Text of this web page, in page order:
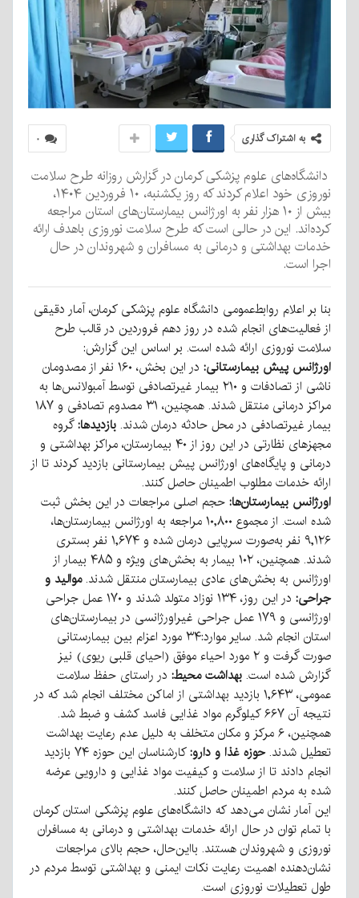
۰ به اشتراک گذاری
دانشگاه‌های علوم پزشکی کرمان در گزارش روزانه طرح سلامت
نوروزی خود اعلام کردند که روز یکشنبه، ۱۰ فروردین ۱۴۰۴،
بیش از ۱۰ هزار نفر به اورژانس بیمارستان‌های استان مراجعه
کرده‌اند. این در حالی است که طرح سلامت نوروزی باهدف ارائه
خدمات بهداشتی و درمانی به مسافران و شهروندان در حال
اجرا است.
بنا بر اعلام روابط‌عمومی دانشگاه علوم پزشکی کرمان، آمار دقیقی
از فعالیت‌های انجام شده در روز دهم فروردین در قالب طرح
سلامت نوروزی ارائه شده است. بر اساس این گزارش:
اورژانس پیش بیمارستانی:
در این بخش، ۱۶۰ نفر از مصدومان
ناشی از تصادفات و ۲۱۰ بیمار غیرتصادفی توسط آمبولانس‌ها به
مراکز درمانی منتقل شدند. همچنین، ۳۱ مصدوم تصادفی و ۱۸۷
بیمار غیرتصادفی در محل حادثه درمان شدند. بازدیدها:گروه
مجهزهای نظارتی در این روز از ۴۰ بیمارستان، مراکز بهداشتی و
درمانی و پایگاه‌های اورژانس پیش بیمارستانی بازدید کردند تا از
ارائه خدمات مطلوب اطمینان حاصل کنند.
اورژانس بیمارستان‌ها: حجم اصلی مراجعات در این بخش ثبت
شده است. از مجموع ۱۰,۸۰۰ مراجعه به اورژانس بیمارستان‌ها،
۹,۱۲۶ نفر به‌صورت سرپایی درمان شده و ۱,۶۷۴ نفر بستری
شدند. همچنین، ۱۰۲ بیمار به بخش‌های ویژه و ۴۸۵ بیمار از
اورژانس به بخش‌های عادی بیمارستان منتقل شدند.موالید و
جراحی:
در این روز، ۱۳۴ نوزاد متولد شدند و ۱۷۰ عمل جراحی
اورژانسی و ۱۷۹ عمل جراحی غیراورژانسی در بیمارستان‌های
استان انجام شد. سایر موارد:۳۴ مورد اعزام بین بیمارستانی
صورت گرفت و ۲ مورد احیاء موفق (احیای قلبی ریوی) نیز
گزارش شده است. بهداشت محیط: در راستای حفظ سلامت
عمومی، ۱,۶۴۳ بازدید بهداشتی از اماکن مختلف انجام شد که در
نتیجه آن ۶۶۷ کیلوگرم مواد غذایی فاسد کشف و ضبط شد.
همچنین، ۶ مرکز و مکان متخلف به دلیل عدم رعایت بهداشت
تعطیل شدند.حوزه غذا و دارو:
کارشناسان این حوزه ۷۴ بازدید
انجام دادند تا از سلامت و کیفیت مواد غذایی و دارویی عرضه
شده به مردم اطمینان حاصل کنند.
این آمار نشان می‌دهد که دانشگاه‌های علوم پزشکی استان کرمان
با تمام توان در حال ارائه خدمات بهداشتی و درمانی به مسافران
نوروزی و شهروندان هستند. بااین‌حال، حجم بالای مراجعات
نشان‌دهنده اهمیت رعایت نکات ایمنی و بهداشتی توسط مردم در
طول تعطیلات نوروزی است.